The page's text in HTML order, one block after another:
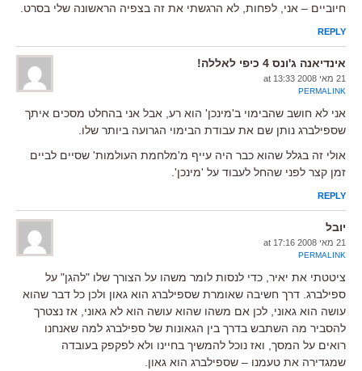
חיוביים – אני, לפחות, לא הרגשתי את זה בצפיה הראשונה שלי בסרט.
REPLY
אינדיאנה ג'ונס 4 כיפי לאללה!
21 מאי 2008 at 13:33
PERMALINK
אני לא חושב שהבימוי ב'מינכן' הוא רע, אבל אני בהחלט מסכים איתך
שספילברג נותן שם את עבודת הבימוי הגרועה ביותר שלו.
אולי זה בגלל שהוא כבר היה עייף מ'מלחמת העולמות' שסיים לביים
זמן קצר לפני שהחל לעבוד על 'מינכן'.
REPLY
יובל
21 מאי 2008 at 17:16
PERMALINK
ציטטתי את יאיר, כדי לנסות לומר משהו על הצורך שלו "להגן" על
ספילברג. דרך חשיבה שאומרת שספילברג הוא גאון ולכן כל דבר שהוא
עושה הוא גאוני, לכן אם משהו שהוא עושה הוא לא גאוני, אז נצטרך
להסביר מה השתבש בדרך בין הגאונות של ספילברג למה שאנחנו
רואים על המסך, ואז נוכל להמשיך בחיינו ולא לפקפק בעובדה
שמגדירה את טעמנו – שספילברג הוא גאון.